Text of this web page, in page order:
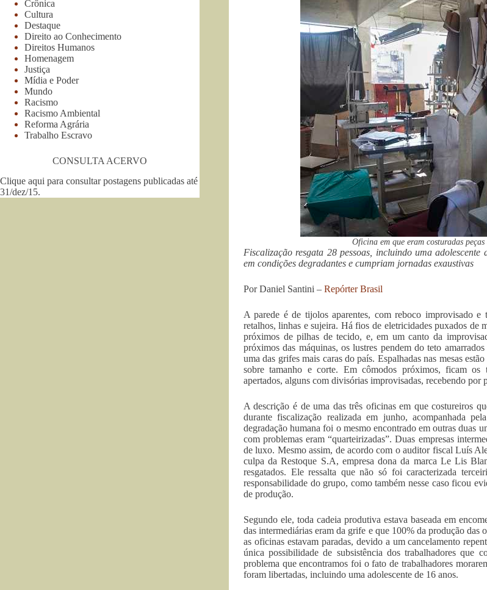
Oficina em que eram costuradas
Fiscalização resgata 28 pessoas, incluindo uma
em condições degradantes e cumpriam jornadas exaustivas
Por Daniel Santini – Repórter Brasil
A parede é de tijolos aparentes, com reboco improvisado
retalhos, linhas e sujeira. Há fios de eletricidades puxados de
próximos de pilhas de tecido, e, em um canto da
próximos das máquinas, os lustres pendem do teto
uma das grifes mais caras do país. Espalhadas nas mesas
sobre tamanho e corte. Em cômodos próximos, ficam os
apertados, alguns com divisórias improvisadas, recebendo por
A descrição é de uma das três oficinas em que costureiros
durante fiscalização realizada em junho, acompanhada pela
degradação humana foi o mesmo encontrado em outras duas
com problemas eram “quarteirizadas”. Duas empresas
de luxo. Mesmo assim, de acordo com o auditor fiscal Luís
culpa da Restoque S.A, empresa dona da marca Le Lis
resgatados. Ele ressalta que não só foi caracterizada
responsabilidade do grupo, como também nesse caso ficou
de produção.
Segundo ele, toda cadeia produtiva estava baseada em
das intermediárias eram da grife e que 100% da produção
as oficinas estavam paradas, devido a um cancelamento
única possibilidade de subsistência dos trabalhadores que
problema que encontramos foi o fato de trabalhadores
foram libertadas, incluindo uma adolescente de 16 anos.
Crônica
Cultura
Destaque
Direito ao Conhecimento
Direitos Humanos
Homenagem
Justiça
Mídia e Poder
Mundo
Racismo
Racismo Ambiental
Reforma Agrária
Trabalho Escravo
CONSULTA ACERVO
Clique aqui para consultar postagens publicadas até
31/dez/15.